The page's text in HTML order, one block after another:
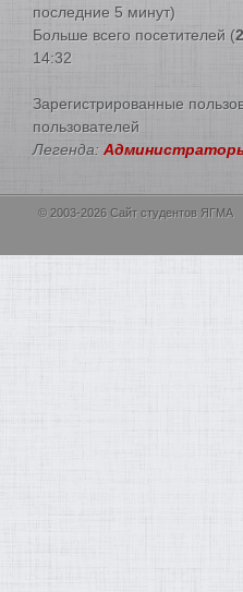
последние 5 минут)
Больше всего посетителей (
14:32
Зарегистрированные
пользователей
Легенда:
© 2003-2026 Сайт студентов ЯГМА